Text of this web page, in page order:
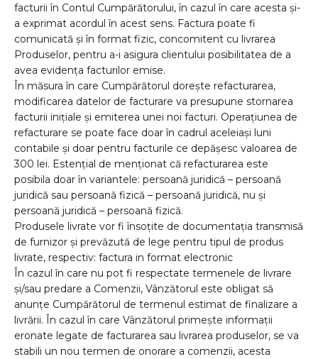
facturii în Contul Cumpărătorului, în cazul în care acesta și-
a exprimat acordul în acest sens. Factura poate fi
comunicată și în format fizic, concomitent cu livrarea
Produselor, pentru a-i asigura clientului posibilitatea de a
avea evidența facturilor emise.
În măsura în care Cumpărătorul dorește refacturarea,
modificarea datelor de facturare va presupune stornarea
facturii inițiale și emiterea unei noi facturi. Operațiunea de
refacturare se poate face doar în cadrul aceleiași luni
contabile și doar pentru facturile ce depășesc valoarea de
300 lei. Estențial de menționat că refacturarea este
posibila doar în variantele: persoană juridică – persoană
juridică sau persoană fizică – persoană juridică, nu și
persoană juridică – persoană fizică.
Produsele livrate vor fi însoțite de documentația transmisă
de furnizor și prevăzută de lege pentru tipul de produs
livrate, respectiv: factura in format electronic
În cazul în care nu pot fi respectate termenele de livrare
și/sau predare a Comenzii, Vânzătorul este obligat să
anunțe Cumpărătorul de termenul estimat de finalizare a
livrării. În cazul în care Vânzătorul primește informații
eronate legate de facturarea sau livrarea produselor, se va
stabili un nou termen de onorare a comenzii, acesta